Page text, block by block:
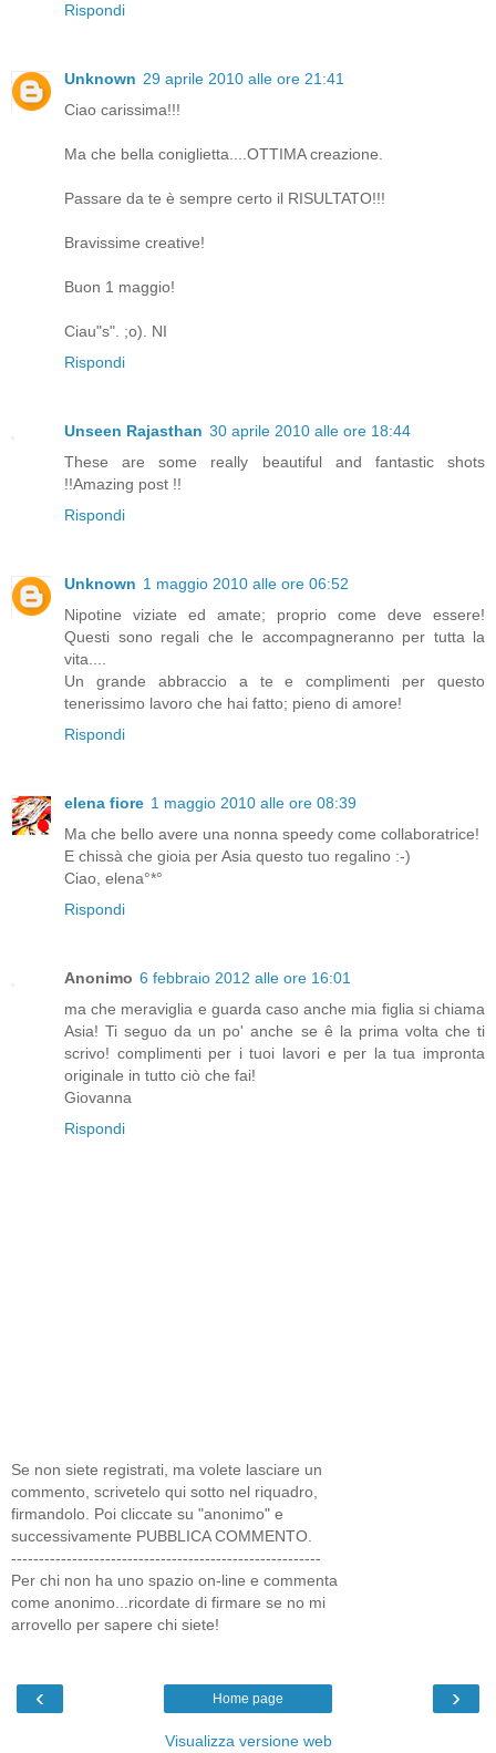
Rispondi
Unknown 29 aprile 2010 alle ore 21:41
Ciao carissima!!!
Ma che bella coniglietta....OTTIMA creazione.
Passare da te è sempre certo il RISULTATO!!!
Bravissime creative!
Buon 1 maggio!
Ciau"s". ;o). NI
Rispondi
Unseen Rajasthan 30 aprile 2010 alle ore 18:44
These are some really beautiful and fantastic shots
!!Amazing post !!
Rispondi
Unknown 1 maggio 2010 alle ore 06:52
Nipotine viziate ed amate; proprio come deve essere!
Questi sono regali che le accompagneranno per tutta la
vita....
Un grande abbraccio a te e complimenti per questo
tenerissimo lavoro che hai fatto; pieno di amore!
Rispondi
elena fiore 1 maggio 2010 alle ore 08:39
Ma che bello avere una nonna speedy come collaboratrice!
E chissà che gioia per Asia questo tuo regalino :-)
Ciao, elena°*°
Rispondi
Anonimo 6 febbraio 2012 alle ore 16:01
ma che meraviglia e guarda caso anche mia figlia si chiama
Asia! Ti seguo da un po' anche se ê la prima volta che ti
scrivo! complimenti per i tuoi lavori e per la tua impronta
originale in tutto ciò che fai!
Giovanna
Rispondi
Se non siete registrati, ma volete lasciare un
commento, scrivetelo qui sotto nel riquadro,
firmandolo. Poi cliccate su "anonimo" e
successivamente PUBBLICA COMMENTO.
--------------------------------------------------------
Per chi non ha uno spazio on-line e commenta
come anonimo...ricordate di firmare se no mi
arrovello per sapere chi siete!
‹ ›
Home page
Visualizza versione web